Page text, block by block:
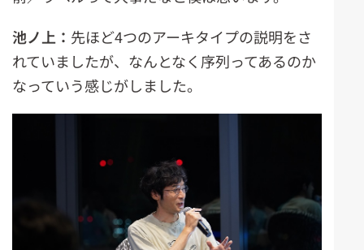
池ノ上： 先ほど4つのアーキタイプの説明をさ
れていましたが、なんとなく序列ってあるのか
なっていう感じがしました。